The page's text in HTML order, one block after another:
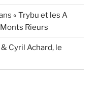
« Trybu et les A
Rieurs
Cyril Achard, le